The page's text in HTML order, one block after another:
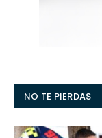
NO TE PIERDAS